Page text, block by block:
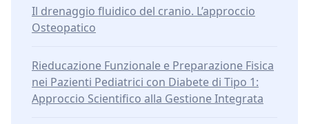
Il drenaggio fluidico del cranio. L’approccio
Osteopatico
Rieducazione Funzionale e Preparazione Fisica
nei Pazienti Pediatrici con Diabete di Tipo 1:
Approccio Scientifico alla Gestione Integrata